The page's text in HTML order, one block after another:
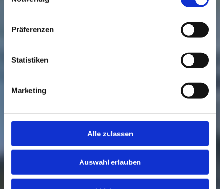
Präferenzen
Statistiken
Marketing
Alle zulassen
Auswahl erlauben